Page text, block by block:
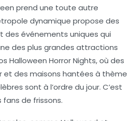
prend une toute autre
dynamique propose des
des événements uniques qui
des plus grandes attractions
Halloween Horror Nights, où des
et des maisons hantées à thème
sont à l’ordre du jour. C’est
fans de frissons.